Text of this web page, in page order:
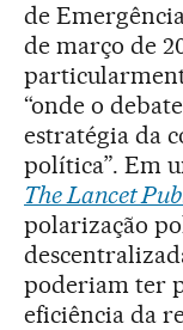
de
de março de
“onde o
estratégia da
política”. Em
The Lancet
polarização
poderiam ter
eficiência da